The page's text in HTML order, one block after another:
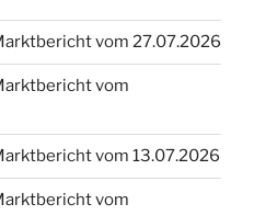
vom 27.07.2026
vom
vom 13.07.2026
vom